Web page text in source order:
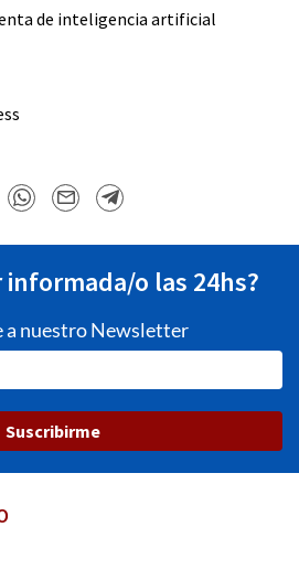
de inteligencia artificial
informada/o las 24hs?
a nuestro Newsletter
Suscribirme